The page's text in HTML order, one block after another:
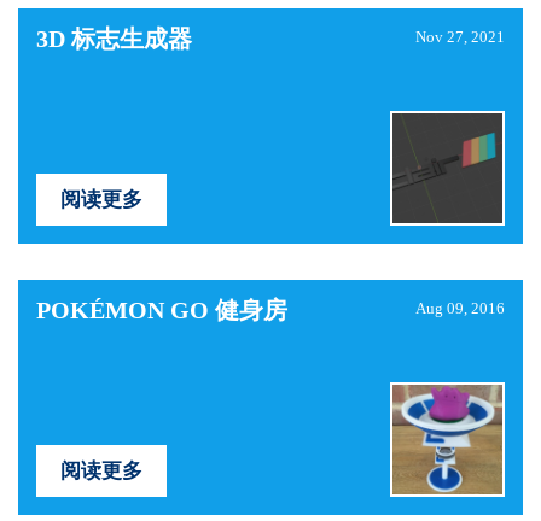
3D 标志生成器 Nov 27, 2021
阅读更多
POKÉMON GO 健身房 Aug 09, 2016
阅读更多